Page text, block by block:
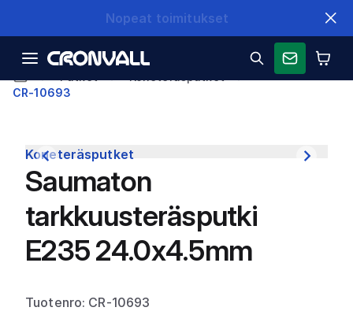
Nopeat toimitukset
CR-10693
Koneteräsputket
Saumaton
tarkkuusteräsputki
E235 24.0x4.5mm
Tuotenro: CR-10693